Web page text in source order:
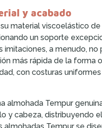
y acabado
material viscoelástico
un soporte
a menudo,
más rápida de la forma
con costuras
almohada Tempur
y cabeza, distribuyendo
almohadas Tempur se